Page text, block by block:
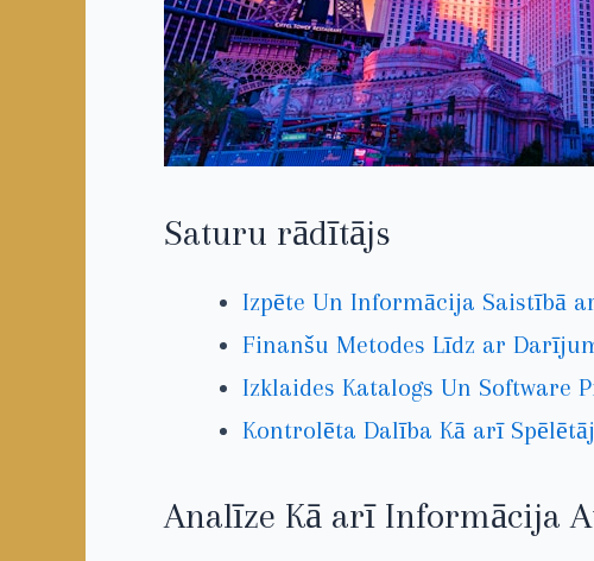
Saturu rādītājs
Izpēte Un Informācija Saistībā
Finanšu Metodes Līdz ar
Izklaides Katalogs Un Software
Kontrolēta Dalība Kā arī
Analīze Kā arī Informācija